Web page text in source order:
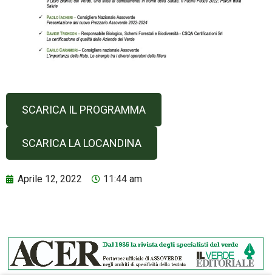
SCARICA IL PROGRAMMA
SCARICA LA LOCANDINA
Aprile 12, 2022 11:44 am